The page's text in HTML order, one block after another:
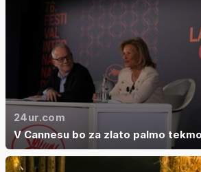
24ur.com
V Cannesu bo za zlato palmo